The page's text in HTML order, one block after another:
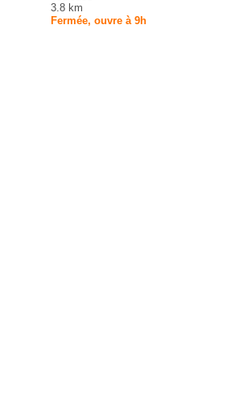
3.8 km
Fermée, ouvre à 9h